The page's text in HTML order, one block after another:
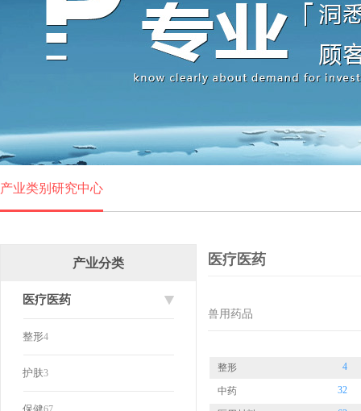
产业类别研究中心
产业分类
医疗医药
整形4
护肤3
医疗医药
兽用药品
整形 4
中药 32